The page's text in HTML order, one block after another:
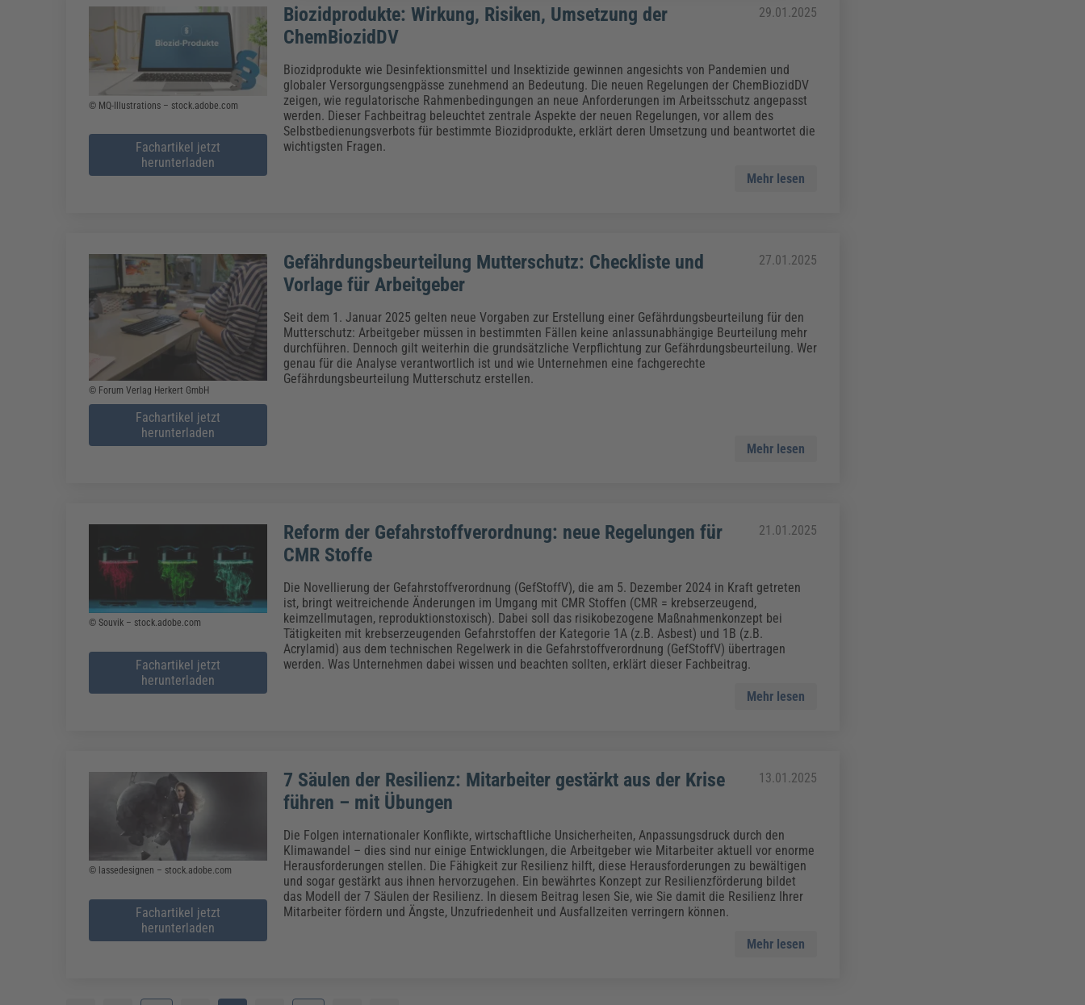
© MQ-Illustrations – stock.adobe.com
Fachartikel jetzt
herunterladen
Biozidprodukte: Wirkung, Risiken, Umsetzung der
ChemBiozidDV
29.01.2025
Biozidprodukte wie Desinfektionsmittel und Insektizide gewinnen angesichts von Pandemien und
globaler Versorgungsengpässe zunehmend an Bedeutung. Die neuen Regelungen der ChemBiozidDV
zeigen, wie regulatorische Rahmenbedingungen an neue Anforderungen im Arbeitsschutz angepasst
werden. Dieser Fachbeitrag beleuchtet zentrale Aspekte der neuen Regelungen, vor allem des
Selbstbedienungsverbots für bestimmte Biozidprodukte, erklärt deren Umsetzung und beantwortet die
wichtigsten Fragen.
Mehr lesen
© Forum Verlag Herkert GmbH
Fachartikel jetzt
herunterladen
Gefährdungsbeurteilung Mutterschutz: Checkliste und
Vorlage für Arbeitgeber
27.01.2025
Seit dem 1. Januar 2025 gelten neue Vorgaben zur Erstellung einer Gefährdungsbeurteilung für den
Mutterschutz: Arbeitgeber müssen in bestimmten Fällen keine anlassunabhängige Beurteilung mehr
durchführen. Dennoch gilt weiterhin die grundsätzliche Verpflichtung zur Gefährdungsbeurteilung. Wer
genau für die Analyse verantwortlich ist und wie Unternehmen eine fachgerechte
Gefährdungsbeurteilung Mutterschutz erstellen.
Mehr lesen
© Souvik – stock.adobe.com
Fachartikel jetzt
herunterladen
Reform der Gefahrstoffverordnung: neue Regelungen für
CMR Stoffe
21.01.2025
Die Novellierung der Gefahrstoffverordnung (GefStoffV), die am 5. Dezember 2024 in Kraft getreten
ist, bringt weitreichende Änderungen im Umgang mit CMR Stoffen (CMR = krebserzeugend,
keimzellmutagen, reproduktionstoxisch). Dabei soll das risikobezogene Maßnahmenkonzept bei
Tätigkeiten mit krebserzeugenden Gefahrstoffen der Kategorie 1A (z.B. Asbest) und 1B (z.B.
Acrylamid) aus dem technischen Regelwerk in die Gefahrstoffverordnung (GefStoffV) übertragen
werden. Was Unternehmen dabei wissen und beachten sollten, erklärt dieser Fachbeitrag.
Mehr lesen
© lassedesignen – stock.adobe.com
Fachartikel jetzt
herunterladen
7 Säulen der Resilienz: Mitarbeiter gestärkt aus der Krise
führen – mit Übungen
13.01.2025
Die Folgen internationaler Konflikte, wirtschaftliche Unsicherheiten, Anpassungsdruck durch den
Klimawandel – dies sind nur einige Entwicklungen, die Arbeitgeber wie Mitarbeiter aktuell vor enorme
Herausforderungen stellen. Die Fähigkeit zur Resilienz hilft, diese Herausforderungen zu bewältigen
und sogar gestärkt aus ihnen hervorzugehen. Ein bewährtes Konzept zur Resilienzförderung bildet
das Modell der 7 Säulen der Resilienz. In diesem Beitrag lesen Sie, wie Sie damit die Resilienz Ihrer
Mitarbeiter fördern und Ängste, Unzufriedenheit und Ausfallzeiten verringern können.
Mehr lesen